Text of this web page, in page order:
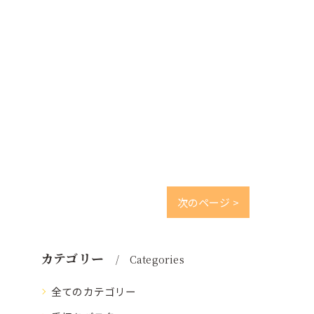
次のページ >
カテゴリー Categories
全てのカテゴリー